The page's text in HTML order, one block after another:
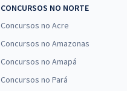
CONCURSOS NO NORTE
Concursos no Acre
Concursos no Amazonas
Concursos no Amapá
Concursos no Pará